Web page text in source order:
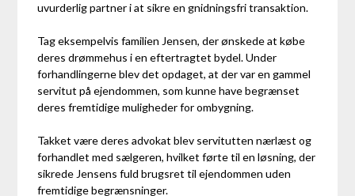
uvurderlig partner i at sikre en gnidningsfri transaktion.
Tag eksempelvis familien Jensen, der ønskede at købe
deres drømmehus i en eftertragtet bydel. Under
forhandlingerne blev det opdaget, at der var en gammel
servitut på ejendommen, som kunne have begrænset
deres fremtidige muligheder for ombygning.
Takket være deres advokat blev servitutten nærlæst og
forhandlet med sælgeren, hvilket førte til en løsning, der
sikrede Jensens fuld brugsret til ejendommen uden
fremtidige begrænsninger.